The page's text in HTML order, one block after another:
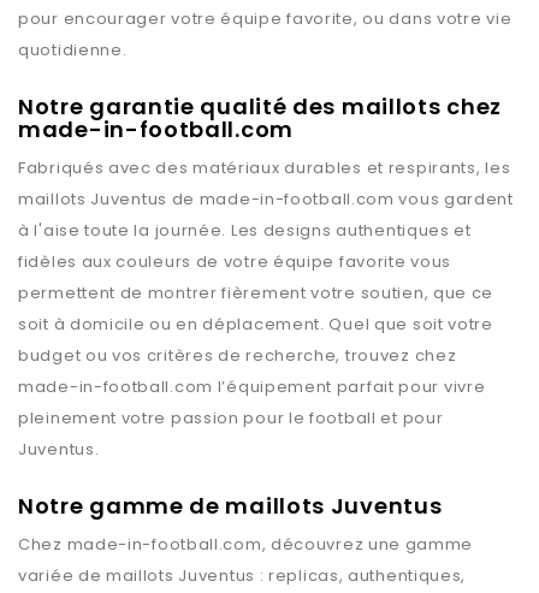
pour encourager votre équipe favorite, ou dans votre vie
quotidienne.
Notre garantie qualité des maillots chez
made-in-football.com
Fabriqués avec des matériaux durables et respirants, les
maillots Juventus de made-in-football.com vous gardent
à l'aise toute la journée. Les designs authentiques et
fidèles aux couleurs de votre équipe favorite vous
permettent de montrer fièrement votre soutien, que ce
soit à domicile ou en déplacement. Quel que soit votre
budget ou vos critères de recherche, trouvez chez
made-in-football.com l’équipement parfait pour vivre
pleinement votre passion pour le football et pour
Juventus.
Notre gamme de maillots Juventus
Chez made-in-football.com, découvrez une gamme
variée de maillots Juventus : replicas, authentiques,